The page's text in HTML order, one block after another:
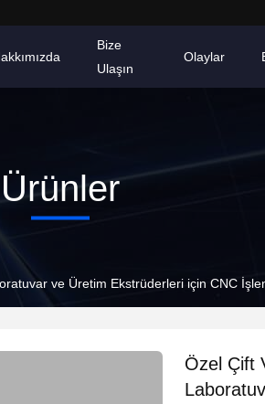
Bize
Ulaşın
Olaylar
Ürünler
ve Üretim Ekstrüderleri için CNC
Özel Çift